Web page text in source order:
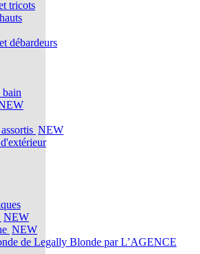
tricots
débardeurs
NEW
NEW
NEW
de Legally Blonde par L’AGENCE